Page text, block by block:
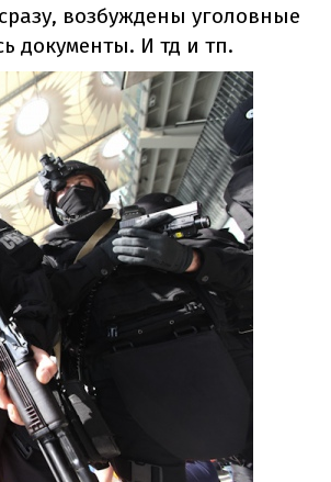
возбуждены уголовные
документы. И тд и тп.